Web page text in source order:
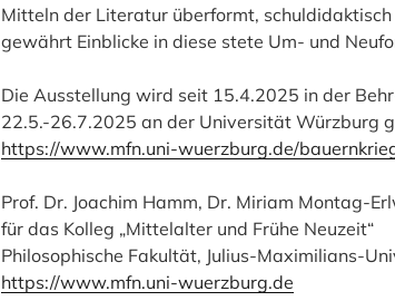
Mitteln der Literatur überformt,
gewährt Einblicke in diese stete Um- und
Die Ausstellung wird seit 15.4.2025 in der
22.5.-26.7.2025 an der Universität Würzburg
https://www.mfn.uni-wuerzburg.de/
Prof. Dr. Joachim Hamm, Dr. Miriam Montag-
für das Kolleg „Mittelalter und Frühe Neuzeit“
Philosophische Fakultät, Julius-Maximilians-
https://www.mfn.uni-wuerzburg.de